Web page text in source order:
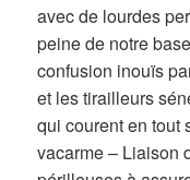
avec de lourdes
peine de notre
confusion inouïs
et les tirailleurs
qui courent en tout
vacarme – Liaison